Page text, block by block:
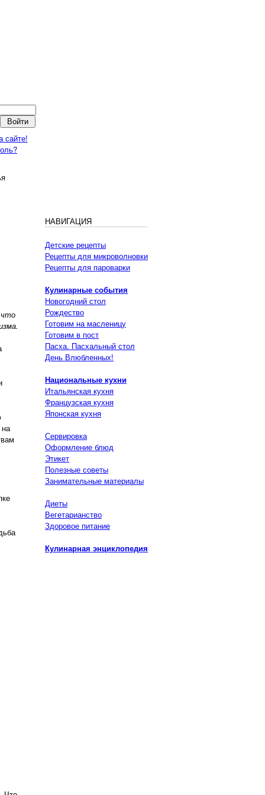
сайте!
что
НАВИГАЦИЯ
Детские рецепты
Рецепты для микроволновки
Рецепты для пароварки
Кулинарные события
Новогодний стол
Рождество
Готовим на масленицу
Готовим в пост
Пасха. Пасхальный стол
День Влюбленных!
Национальные кухни
Итальянская кухня
Французская кухня
Японская кухня
Сервировка
Оформление блюд
Этикет
Полезные советы
Занимательные материалы
Диеты
Вегетарианство
Здоровое питание
Кулинарная энциклопедия